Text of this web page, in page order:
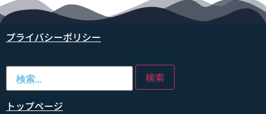
プライバシーポリシー
トップページ